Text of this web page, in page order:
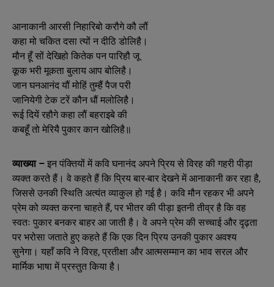
आनाकानी आरसी निहारिबो करौगे कौ लौं
कहा मो चकित दसा त्यों न दीठि डोलिहै।
मौन हूँ सों देखिहो कितेक पन पारिहौ जू
कूक भरी मूकता बुलाय आप बोलिहै।
जान घनआनंद यौं मोहिं तुम्हैं पैज परी
जानियेगी टेक टरें कौन धौं मलोलिहै।
रूई दियें रहौगे कहा लौं बहराइबे की
कबहूँ तो मेरियै पुकार कान खोलिहै॥
व्याख्या – इन पंक्तियों में कवि घनानंद अपने प्रिय से विरह की गहरी पीड़ा
व्यक्त करते हैं। वे कहते हैं कि प्रिय बार-बार देखने में आनाकानी कर रहा है,
जिससे उनकी स्थिति अत्यंत व्याकुल हो गई है। कवि मौन रहकर भी अपने
प्रेम को व्यक्त करना चाहते हैं, पर भीतर की पीड़ा इतनी तीव्र है कि वह
स्वतः पुकार बनकर बाहर आ जाती है। वे अपने प्रेम की सच्चाई और दृढ़ता
पर भरोसा जताते हुए कहते हैं कि एक दिन प्रिय उनकी पुकार अवश्य
सुनेगा। यहाँ कवि ने विरह, प्रतीक्षा और आत्मसम्मान का भाव सरल और
मार्मिक भाषा में प्रस्तुत किया है।